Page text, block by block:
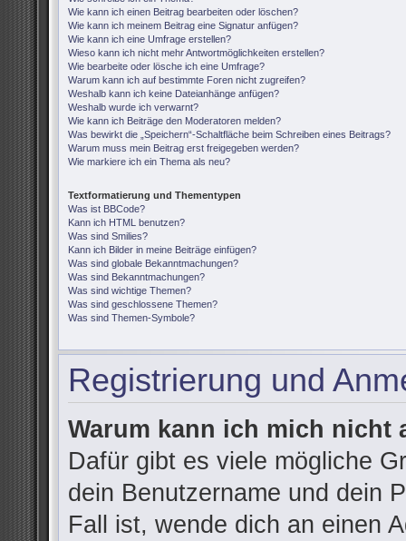
Wie kann ich einen Beitrag bearbeiten oder löschen?
Wie kann ich meinem Beitrag eine Signatur anfügen?
Wie kann ich eine Umfrage erstellen?
Wieso kann ich nicht mehr Antwortmöglichkeiten erstellen?
Wie bearbeite oder lösche ich eine Umfrage?
Warum kann ich auf bestimmte Foren nicht zugreifen?
Weshalb kann ich keine Dateianhänge anfügen?
Weshalb wurde ich verwarnt?
Wie kann ich Beiträge den Moderatoren melden?
Was bewirkt die „Speichern“-Schaltfläche beim Schreiben eines Beitrags?
Warum muss mein Beitrag erst freigegeben werden?
Wie markiere ich ein Thema als neu?
Textformatierung und Thementypen
Was ist BBCode?
Kann ich HTML benutzen?
Was sind Smilies?
Kann ich Bilder in meine Beiträge einfügen?
Was sind globale Bekanntmachungen?
Was sind Bekanntmachungen?
Was sind wichtige Themen?
Was sind geschlossene Themen?
Was sind Themen-Symbole?
Registrierung und
Warum kann ich mich nicht
Dafür gibt es viele mögliche
dein Benutzername und dein
Fall ist, wende dich an einen